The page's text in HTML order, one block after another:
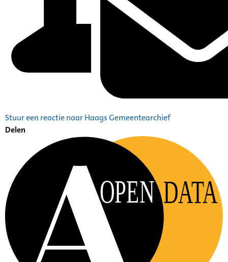
Stuur een reactie naar Haags Gemeentearchief
Delen
OPEN DATA